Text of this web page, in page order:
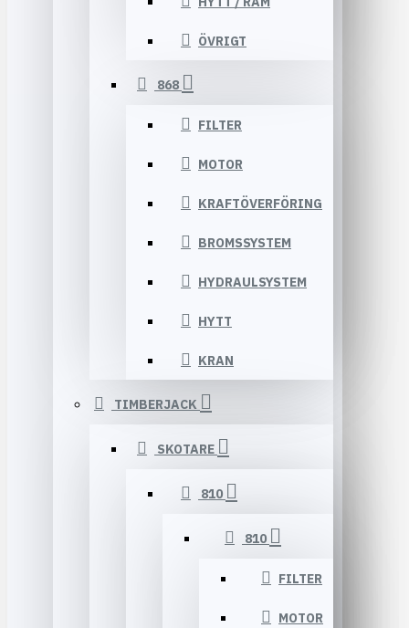
ÖVRIGT
868
FILTER
MOTOR
KRAFTÖVERFÖRING
BROMSSYSTEM
HYDRAULSYSTEM
HYTT
KRAN
TIMBERJACK
SKOTARE
810
810
FILTER
MOTOR